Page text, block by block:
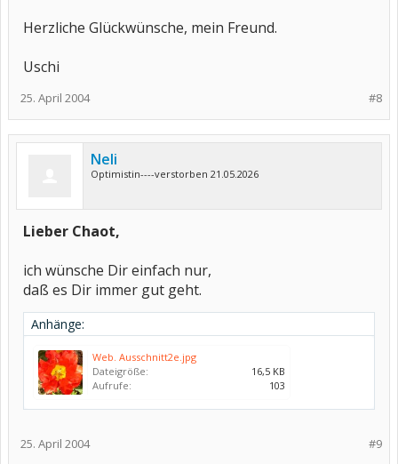
Herzliche Glückwünsche, mein Freund.
Uschi
#8
25. April 2004
Neli
Optimistin----verstorben 21.05.2026
Lieber Chaot,
ich wünsche Dir einfach nur,
daß es Dir immer gut geht.
Anhänge:
Web. Ausschnitt2e.jpg
Dateigröße:
16,5 KB
Aufrufe:
103
#9
25. April 2004